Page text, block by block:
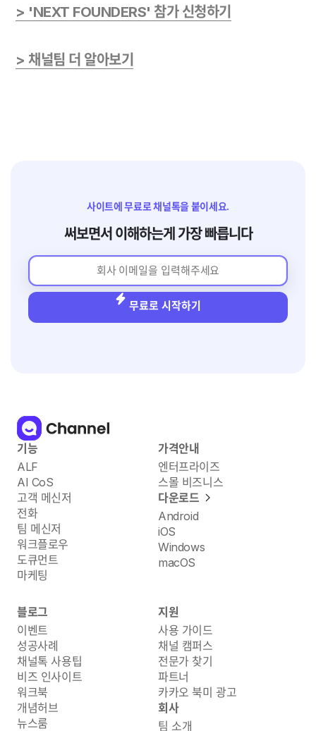
> 'NEXT FOUNDERS' 참가 신청하기
> 채널팀 더 알아보기
사이트에 무료로 채널톡을 붙이세요.
써보면서 이해하는게 가장 빠릅니다
무료로 시작하기
기능
ALF
AI CoS
고객 메신저
전화
팀 메신저
워크플로우
도큐먼트
마케팅
가격안내
엔터프라이즈
스몰 비즈니스
다운로드
Android
iOS
Windows
macOS
블로그
이벤트
성공사례
채널톡 사용팁
비즈 인사이트
워크북
개념허브
뉴스룸
지원
사용 가이드
채널 캠퍼스
전문가 찾기
파트너
카카오 북미 광고
회사
팀 소개